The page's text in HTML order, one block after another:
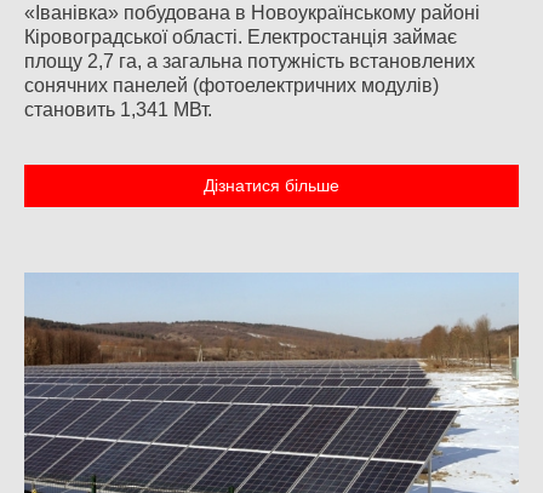
«Іванівка» побудована в Новоукраїнському районі
Кіровоградської області. Електростанція займає
площу 2,7 га, а загальна потужність встановлених
сонячних панелей (фотоелектричних модулів)
становить 1,341 МВт.
Дізнатися більше